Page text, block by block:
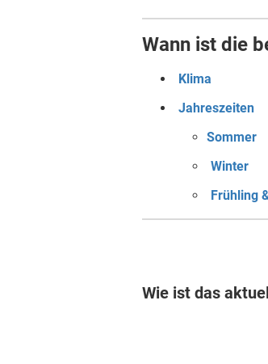
Wann ist die
Klima
Jahreszeiten
Sommer
Winter
Frühling
Wie ist das